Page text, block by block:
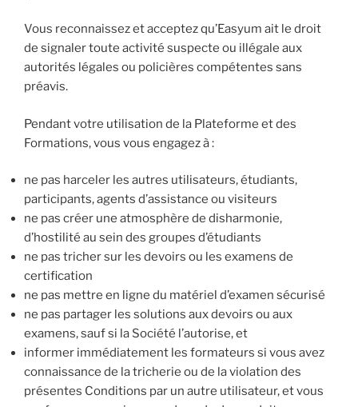
Vous reconnaissez et acceptez qu’Easyum ait le droit
de signaler toute activité suspecte ou illégale aux
autorités légales ou policières compétentes sans
préavis.
Pendant votre utilisation de la Plateforme et des
Formations, vous vous engagez à :
ne pas harceler les autres utilisateurs, étudiants,
participants, agents d’assistance ou visiteurs
ne pas créer une atmosphère de disharmonie,
d’hostilité au sein des groupes d’étudiants
ne pas tricher sur les devoirs ou les examens de
certification
ne pas mettre en ligne du matériel d’examen sécurisé
ne pas partager les solutions aux devoirs ou aux
examens, sauf si la Société l’autorise, et
informer immédiatement les formateurs si vous avez
connaissance de la tricherie ou de la violation des
présentes Conditions par un autre utilisateur, et vous